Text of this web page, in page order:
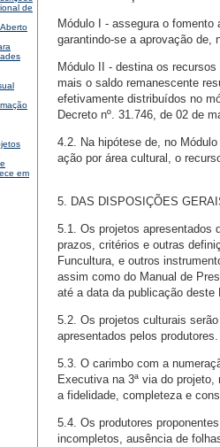
de
em
Módulo I - assegura o
garantindo-se a aprovação de,
Módulo II - destina os
mais o saldo remanescente
efetivamente distribuídos no
Decreto nº. 31.746, de 02 de
4.2. Na hipótese de, no
ação por área cultural, o
5. DAS DISPOSIÇÕES
5.1. Os projetos apresentados
prazos, critérios e outras
Funcultura, e outros
assim como do Manual de
até a data da publicação deste
5.2. Os projetos culturais
apresentados pelos produtores.
5.3. O carimbo com a
Executiva na 3ª via do
a fidelidade, completeza e
5.4. Os produtores
incompletos, ausência de